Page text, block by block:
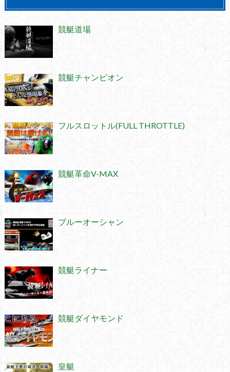
競艇道場
競艇チャンピオン
フルスロットル(FULL THROTTLE)
競艇革命V-MAX
ブルーオーシャン
競艇ライナー
競艇ダイヤモンド
皇艇